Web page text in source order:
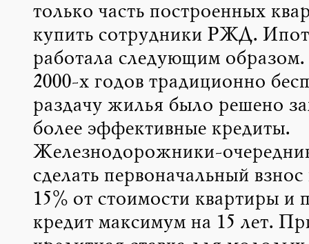
только часть построенных
купить сотрудники РЖД.
работала следующим образом.
2000-х годов традиционно
раздачу жилья было решено
более эффективные кредиты.
Железнодорожники-
сделать первоначальный взнос
15% от стоимости квартиры и
кредит максимум на 15 лет.